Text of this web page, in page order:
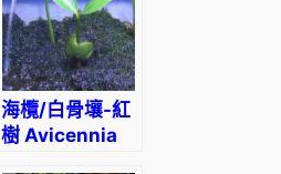
海欖/白骨壤-紅
樹 Avicennia